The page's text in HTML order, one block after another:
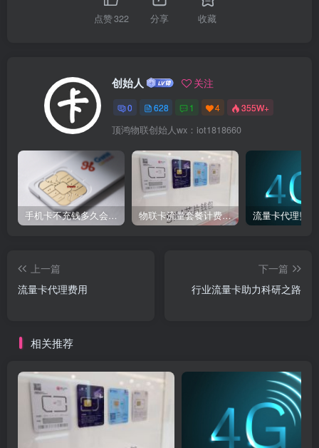
点赞322 分享 收藏
创始人 关注
0 628 1 4 355W+
顶鸿物联创始人wx：iot1818660
手机卡不充钱多久会被自动销户？ 物联卡流量套餐计费方式 流量卡代理费用
上一篇
流量卡代理费用
下一篇
行业流量卡助力科研之路
相关推荐